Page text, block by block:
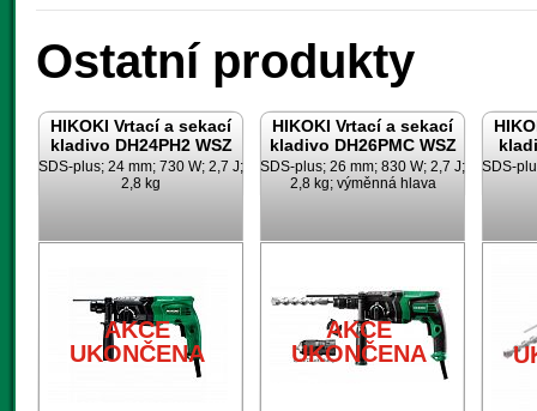
Ostatní produkty
HIKOKI Vrtací a sekací
kladivo DH24PH2 WSZ
SDS-plus; 24 mm; 730 W; 2,7 J;
2,8 kg
AKCE
UKONČENA
HIKOKI Vrtací a sekací
kladivo DH26PMC WSZ
SDS-plus; 26 mm; 830 W; 2,7 J;
2,8 kg; výměnná hlava
AKCE
UKONČENA
SDS-